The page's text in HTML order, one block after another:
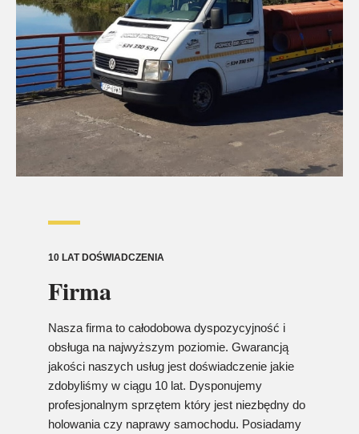
10 LAT DOŚWIADCZENIA
Firma
Nasza firma to całodobowa dyspozycyjność i
obsługa na najwyższym poziomie. Gwarancją
jakości naszych usług jest doświadczenie jakie
zdobyliśmy w ciągu 10 lat. Dysponujemy
profesjonalnym sprzętem który jest niezbędny do
holowania czy naprawy samochodu. Posiadamy